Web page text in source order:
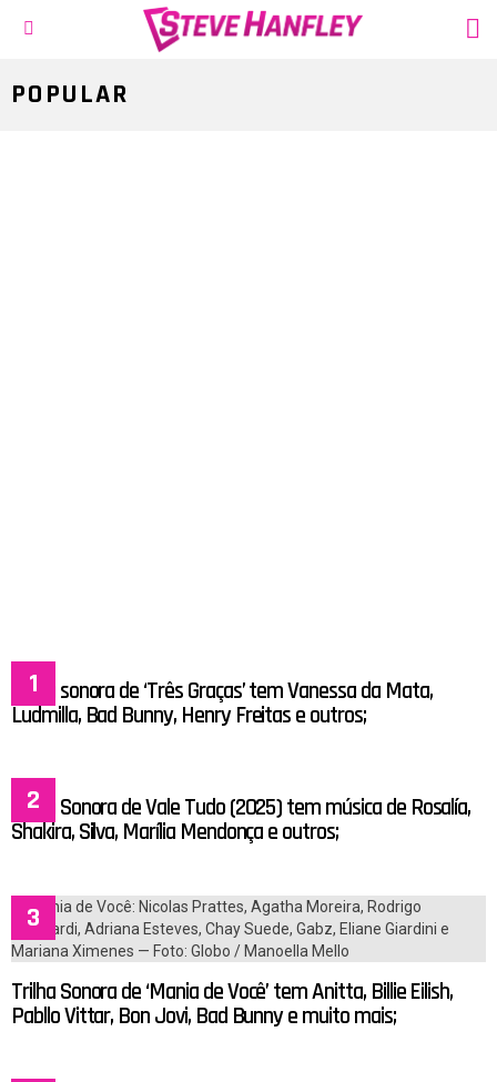
POPULAR
Trilha sonora de ‘Três Graças’ tem Vanessa da Mata,
Ludmilla, Bad Bunny, Henry Freitas e outros;
Trilha Sonora de Vale Tudo (2025) tem música de Rosalía,
Shakira, Silva, Marília Mendonça e outros;
Trilha Sonora de ‘Mania de Você’ tem Anitta, Billie Eilish,
Pabllo Vittar, Bon Jovi, Bad Bunny e muito mais;